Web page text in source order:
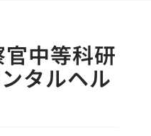
中等科研
タルヘル